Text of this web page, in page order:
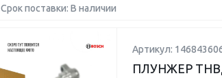
Срок поставки: В наличии
Артикул:
ПЛУНЖЕР